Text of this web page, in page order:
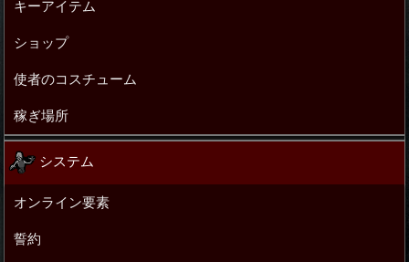
キーアイテム
ショップ
使者のコスチューム
稼ぎ場所
システム
オンライン要素
誓約